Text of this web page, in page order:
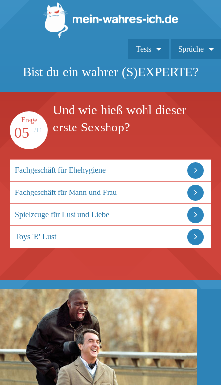
Tests Sprüche
Bist du ein wahrer (S)EXPERTE?
Frage
05 /11
Und wie hieß wohl dieser
erste Sexshop?
Fachgeschäft für Ehehygiene
Fachgeschäft für Mann und Frau
Spielzeuge für Lust und Liebe
Toys 'R' Lust